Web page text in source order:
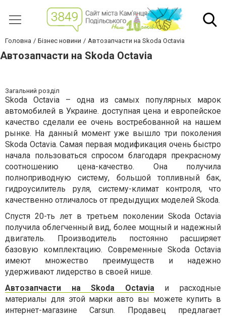
Головна Бізнес новини Автозапчасти на Skoda Octavia
Автозапчасти на Skoda Octavia
Загальний розділ
Skoda Octavia – одна из самых популярных марок
автомобилей в Украине. доступная цена и европейское
качество сделали ее очень востребованной на нашем
рынке. На данный момент уже вышло три поколения
Skoda Octavia. Самая первая модификация очень быстро
начала пользоваться спросом благодаря прекрасному
соотношению цена-качество. Она получила
полноприводную систему, большой топливный бак,
гидроусилитель руля, систему-климат контроля, что
качественно отличалось от предыдущих моделей Skoda.
Спустя 20-ть лет в третьем поколении Skoda Octavia
получила облегченный вид, более мощный и надежный
двигатель. Производитель постоянно расширяет
базовую комплектацию. Современные Skoda Octavia
имеют множество преимуществ и надежно
удерживают лидерство в своей нише.
Автозапчасти на Skoda Octaviaи расходные
материалы для этой марки авто вы можете купить в
интернет-магазине Carsun. Продавец предлагает